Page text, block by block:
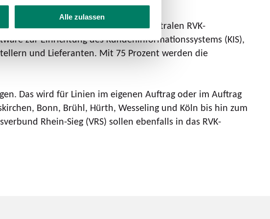
Alle zulassen
ITCS-Arbeitsplätze an einem zentralen RVK-
zur Einrichtung des Kundeninformationssystems (KIS),
und Lieferanten. Mit 75 Prozent werden die
Das wird für Linien im eigenen Auftrag oder im Auftrag
Bonn, Brühl, Hürth, Wesseling und Köln bis hin zum
Rhein-Sieg (VRS) sollen ebenfalls in das RVK-